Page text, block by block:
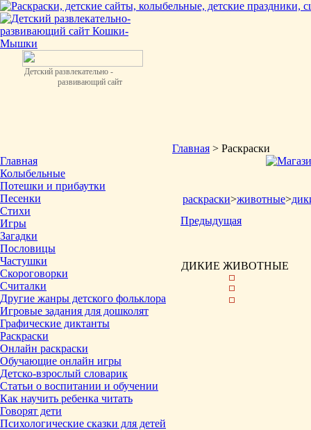
Детский развлекательно -
развивающий сайт
Главная
Колыбельные
Потешки и прибаутки
Песенки
Стихи
Игры
Загадки
Пословицы
Частушки
Скороговорки
Считалки
Другие жанры детского фольклора
Игровые задания для дошколят
Графические диктанты
Раскраски
Онлайн раскраски
Обучающие онлайн игры
Детско-взрослый словарик
Статьи о воспитании и обучении
Как научить ребенка читать
Говорят дети
Психологические сказки для детей
Главная > Раскраски
раскраски>животные>
Предыдущая
ДИКИЕ ЖИВОТНЫЕ